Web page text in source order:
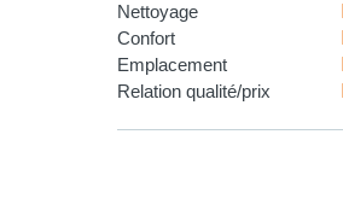
Nettoyage
Confort
Emplacement
Relation qualité/prix